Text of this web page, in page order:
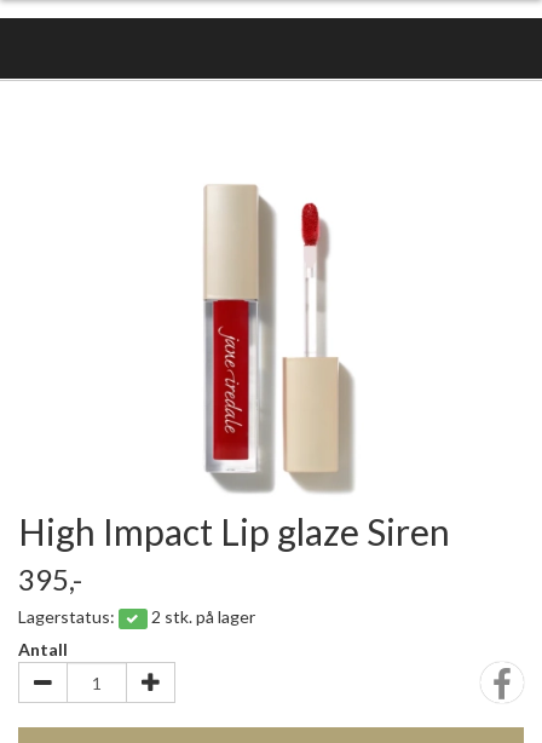
High Impact Lip glaze Siren
395,-
Lagerstatus:
2 stk. på lager
Antall